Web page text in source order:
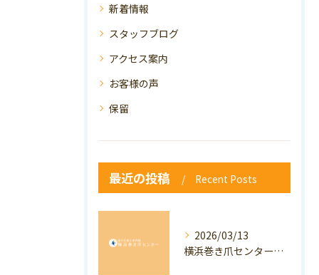
新着情報
スタッフブログ
アクセス案内
お客様の声
保留
最近の投稿 Recent Posts
2026/03/13
横浜巻き爪センター：専門家が答える「巻き爪・陥入爪」Q&A